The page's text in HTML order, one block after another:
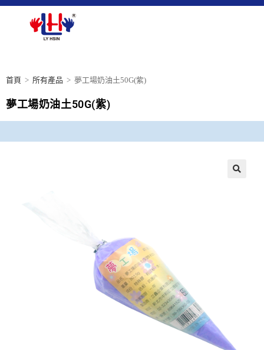
首頁 > 所有產品 > 夢工場奶油土50G(紫)
夢工場奶油土50G(紫)